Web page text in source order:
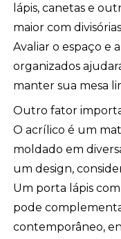
lápis, canetas e
maior com
Avaliar o espaço e
organizados
manter sua mesa
Outro fator
O acrílico é um
moldado em
um design,
Um porta lápis
pode
contemporâneo,